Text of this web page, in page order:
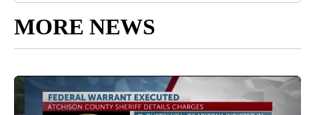
MORE NEWS